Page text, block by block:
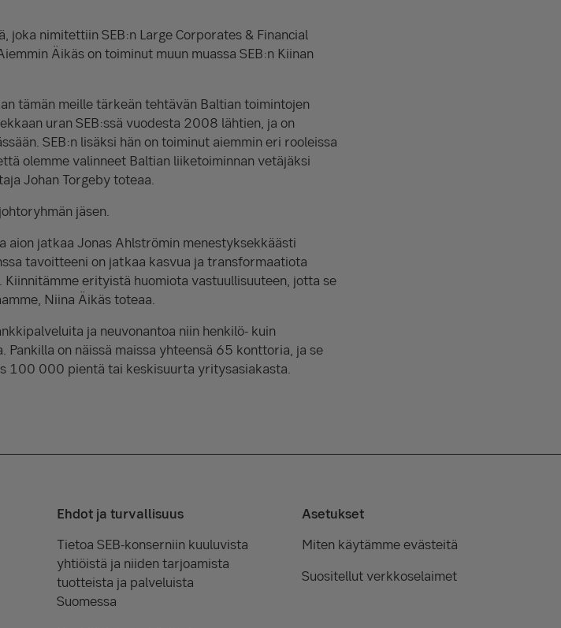
joka nimitettiin SEB:n Large Corporates & Financial
Äikäs on toiminut muun muassa SEB:n Kiinan
tämän meille tärkeän tehtävän Baltian toimintojen
uran SEB:ssä vuodesta 2008 lähtien, ja on
SEB:n lisäksi hän on toiminut aiemmin eri rooleissa
olemme valinneet Baltian liiketoiminnan vetäjäksi
Johan Torgeby toteaa.
jäsen.
aion jatkaa Jonas Ahlströmin menestyksekkäästi
tavoitteeni on jatkaa kasvua ja transformaatiota
erityistä huomiota vastuullisuuteen, jotta se
Niina Äikäs toteaa.
ja neuvonantoa niin henkilö- kuin
on näissä maissa yhteensä 65 konttoria, ja se
100 000 pientä tai keskisuurta yritysasiakasta.
Ehdot ja turvallisuus
Tietoa SEB-konserniin kuuluvista
yhtiöistä ja niiden tarjoamista
tuotteista ja palveluista
Suomessa
Asetukset
Miten käytämme evästeitä
Suositellut verkkoselaimet